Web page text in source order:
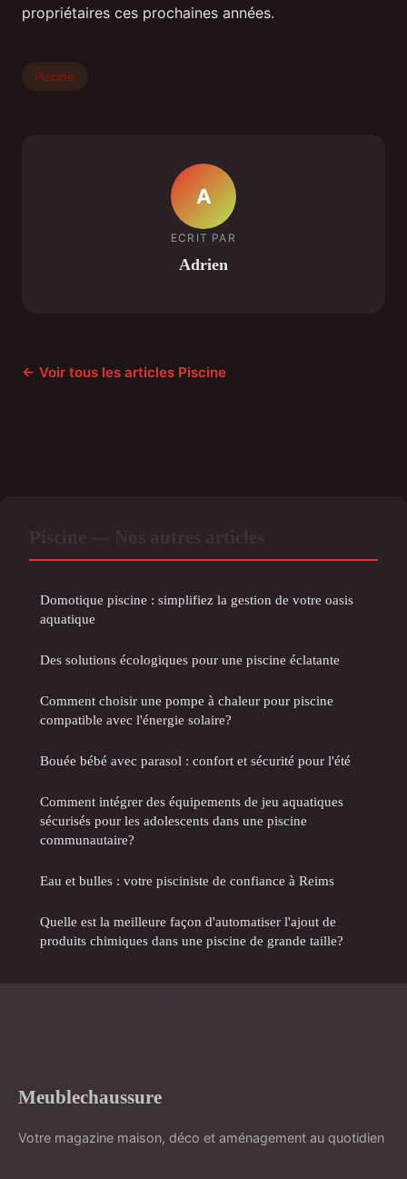
propriétaires ces prochaines années.
Piscine
A
ECRIT PAR
Adrien
← Voir tous les articles Piscine
Domotique piscine : simplifiez la gestion de votre oasis
aquatique
Des solutions écologiques pour une piscine éclatante
Comment choisir une pompe à chaleur pour piscine
compatible avec l'énergie solaire?
Bouée bébé avec parasol : confort et sécurité pour l'été
Comment intégrer des équipements de jeu aquatiques
sécurisés pour les adolescents dans une piscine
communautaire?
Eau et bulles : votre pisciniste de confiance à Reims
Quelle est la meilleure façon d'automatiser l'ajout de
produits chimiques dans une piscine de grande taille?
Meublechaussure
Votre magazine maison, déco et aménagement au quotidien